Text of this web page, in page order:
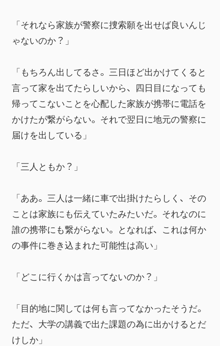
「それなら家族が警察に捜索願を出せば良いんじ
ゃないのか？」
「もちろん出してるさ。三日ほど出かけてくると
言って家を出てたらしいから、四日目になっても
帰ってこないことを心配した家族が携帯に電話を
かけたが繋がらない。それで翌日に地元の警察に
届けを出している」
「三人ともか？」
「ああ。三人は一緒に車で出掛けたらしく、その
ことは家族にも伝えていたみたいだ。それなのに
誰の携帯にも繋がらない。となれば、これは何か
の事件に巻き込まれた可能性は高い」
「どこに行くかは言ってないのか？」
「目的地に関しては何も言ってなかったそうだ。
ただ、大学の講義で出た課題の為に出かけるとだ
けしか」